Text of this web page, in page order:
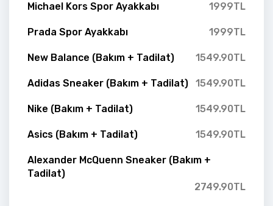
Michael Kors Spor Ayakkabı 1999TL
Prada Spor Ayakkabı 1999TL
New Balance (Bakım + Tadilat) 1549.90TL
Adidas Sneaker (Bakım + Tadilat) 1549.90TL
Nike (Bakım + Tadilat) 1549.90TL
Asics (Bakım + Tadilat) 1549.90TL
Alexander McQuenn Sneaker (Bakım +
Tadilat)
2749.90TL